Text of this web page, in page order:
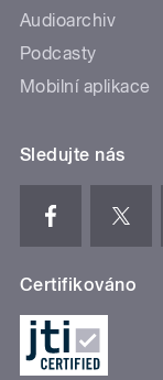
Audioarchiv
Podcasty
Mobilní aplikace
Sledujte nás
Certifikováno